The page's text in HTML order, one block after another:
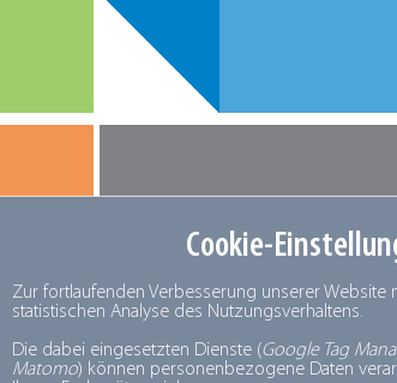
Cookie-
Zur fortlaufenden Verbesserung unserer Website
statistischen Analyse des Nutzungsverhaltens.
Die dabei eingesetzten Dienste (Google Tag
Matomo) können personenbezogene Daten